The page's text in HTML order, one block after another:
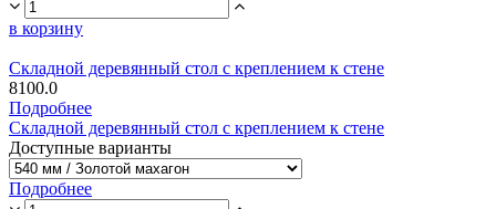
в корзину
Складной деревянный стол с креплением к стене
8100.0
Подробнее
Складной деревянный стол с креплением к стене
Доступные варианты
Подробнее